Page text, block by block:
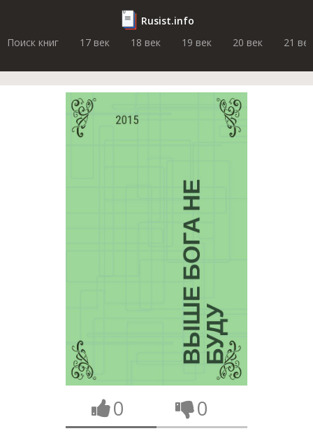
Rusist.info
Поиск книг
17 век 18 век 19 век 20 век 21 век
0 0